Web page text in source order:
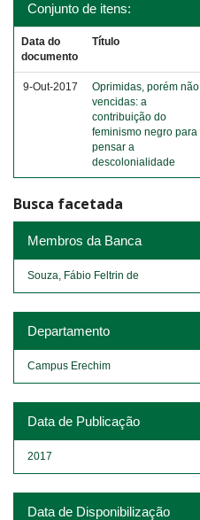
Conjunto de itens:
Data do
documento
Título
9-Out-2017
Oprimidas, porém não
vencidas: a
contribuição do
feminismo negro para
pensar a
descolonialidade
Busca facetada
Membros da Banca
Souza, Fábio Feltrin de
Departamento
Campus Erechim
Data de Publicação
2017
Data de Disponibilização